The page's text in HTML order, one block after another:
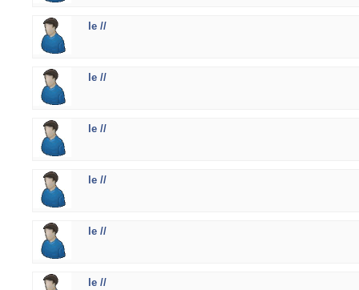
le //
le //
le //
le //
le //
le //